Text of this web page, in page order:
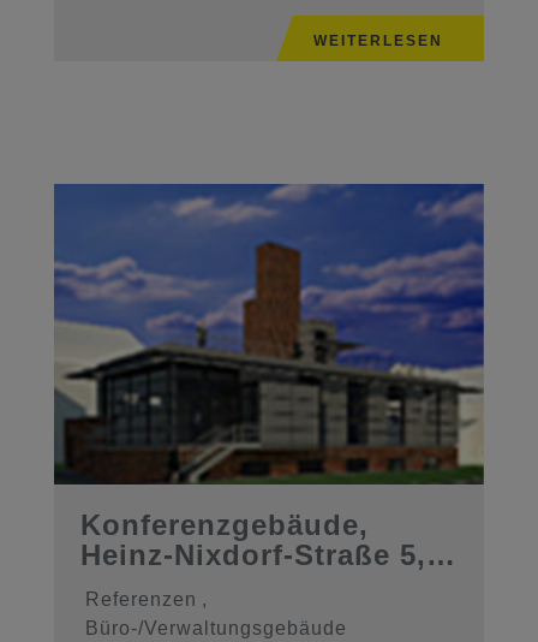
WEITERLESEN
Konferenzgebäude,
Heinz-Nixdorf-Straße 5,
41179 Mö ...
Referenzen ,
Büro-/Verwaltungsgebäude